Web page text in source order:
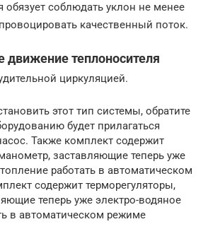
обязует соблюдать уклон не менее
качественный поток.
движение теплоносителя
циркуляцией.
этот тип системы, обратите
будет прилагаться
Также комплект содержит
заставляющие теперь уже
работать в автоматическом
содержит терморегуляторы,
теперь уже электро-водяное
в автоматическом режиме